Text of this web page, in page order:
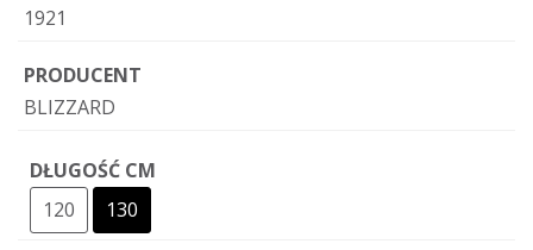
1921
PRODUCENT
BLIZZARD
DŁUGOŚĆ CM
120
130